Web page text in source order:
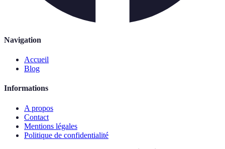
Navigation
Accueil
Blog
Informations
A propos
Contact
Mentions légales
Politique de confidentialité